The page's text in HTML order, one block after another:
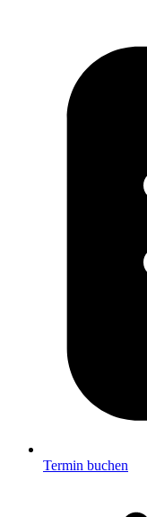
Termin buchen